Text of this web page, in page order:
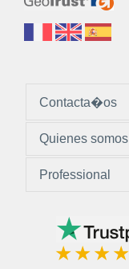
Contacta�os
Quienes somos
Professional